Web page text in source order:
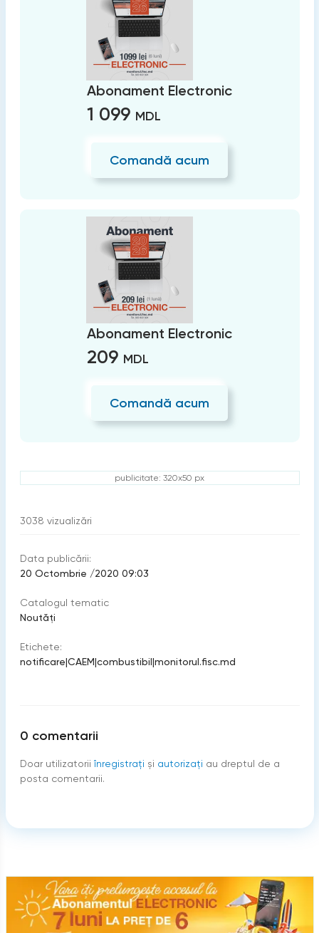
Abonament Electronic
1 099 MDL
Comandă acum
Abonament Electronic
209 MDL
Comandă acum
publicitate: 320x50 px
3038 vizualizări
Data publicării:
20 Octombrie /2020 09:03
Catalogul tematic
Noutăți
Etichete:
notificare|CAEM|combustibil|monitorul.fisc.md
0 comentarii
Doar utilizatorii înregistraţi şi autorizați au dreptul de a
posta comentarii.